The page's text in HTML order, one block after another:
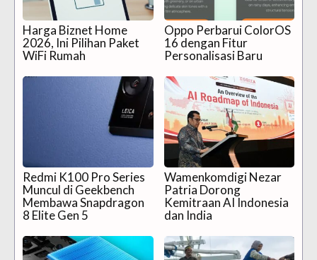
Harga Biznet Home
2026, Ini Pilihan Paket
WiFi Rumah
Oppo Perbarui ColorOS
16 dengan Fitur
Personalisasi Baru
Redmi K100 Pro Series
Muncul di Geekbench
Membawa Snapdragon
8 Elite Gen 5
Wamenkomdigi Nezar
Patria Dorong
Kemitraan AI Indonesia
dan India